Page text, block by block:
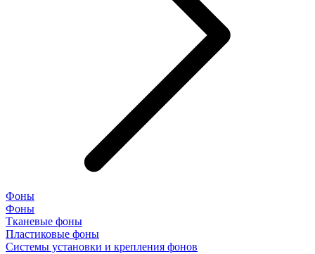
Фоны
Фоны
Тканевые фоны
Пластиковые фоны
Системы установки и крепления фонов